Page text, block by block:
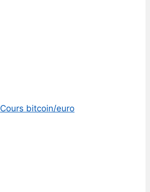
Cours bitcoin/euro